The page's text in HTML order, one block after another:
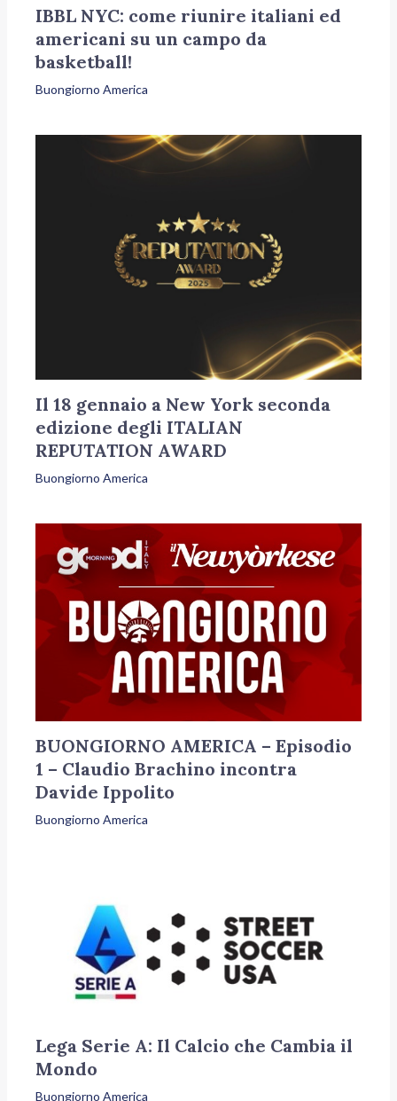
IBBL NYC: come riunire italiani ed
americani su un campo da
basketball!
Buongiorno America
Il 18 gennaio a New York seconda
edizione degli ITALIAN
REPUTATION AWARD
Buongiorno America
BUONGIORNO AMERICA – Episodio
1 – Claudio Brachino incontra
Davide Ippolito
Buongiorno America
Lega Serie A: Il Calcio che Cambia il
Mondo
Buongiorno America